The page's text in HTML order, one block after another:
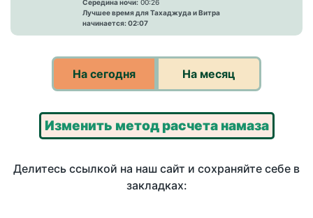
Середина ночи: 00:26
Лучшее время для Тахаджуда и Витра
начинается: 02:07
На сегодня На месяц
Изменить метод расчета намаза
Делитесь ссылкой на наш сайт и сохраняйте себе в
закладках: